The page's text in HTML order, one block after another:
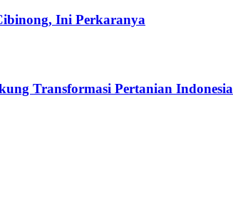
Ini Perkaranya
Transformasi Pertanian Indonesia